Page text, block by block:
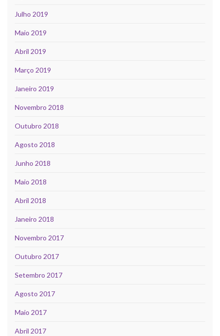
Julho 2019
Maio 2019
Abril 2019
Março 2019
Janeiro 2019
Novembro 2018
Outubro 2018
Agosto 2018
Junho 2018
Maio 2018
Abril 2018
Janeiro 2018
Novembro 2017
Outubro 2017
Setembro 2017
Agosto 2017
Maio 2017
Abril 2017